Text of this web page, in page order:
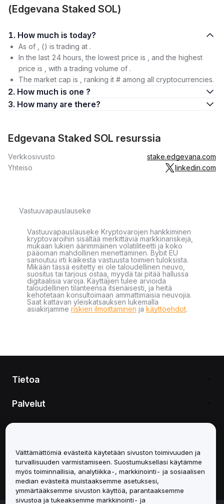
(Edgevana Staked SOL)
1. How much is today?
As of , () is trading at .
In the last 24 hours, the lowest price is , and the highest
price is , with a trading volume of .
The market cap is , ranking it # among all cryptocurrencies.
2. How much is one ?
3. How many are there?
Edgevana Staked SOL resurssia
Verkkosivusto
stake.edgevana.com
Yhteisö
linkedin.com
Vastuuvapauslauseke
Vastuuvapauslauseke Kryptovarojen hankkiminen
kryptovaroihin sisältää merkittäviä markkinariskejä,
mukaan lukien äärimmäinen volatiliteetti ja koko
pääoman mahdollinen menettäminen. Bybit EU
sanoutuu irti kaikesta vastuusta toimien tuloksista.
Mikään tässä esitetty ei ole taloudellinen neuvo,
suositus tai tarjous ostaa, myydä tai pitää hallussa
digitaalisia varoja. Käyttäjien tulee arvioida
taloudellinen tilanteensa itsenäisesti, ja heitä
kehotetaan konsultoimaan ammattimaisia neuvojia.
Saat kattavan yleiskatsauksen lukemalla
asiakirjamme riskien ilmoittaminen ja käyttöehdot.
Tietoa
Palvelut
Tuotteet
Lakiasiat
Välttämättömiä evästeitä käytetään sivuston toimivuuden ja
turvallisuuden varmistamiseen. Suostumuksellasi käytämme
myös toiminnallisia, analytiikka-, markkinointi- ja sosiaalisen
median evästeitä muistaaksemme asetuksesi,
ymmärtääksemme sivuston käyttöä, parantaaksemme
sivustoa ja tukeaksemme markkinointi- ja